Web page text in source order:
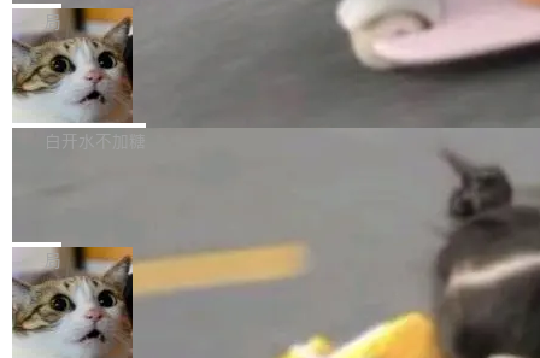
了。 闲置的 cell 会休眠到几乎不占资源。当 cel
l 迁移或唤醒时，新宿主从 S3 恢复 SQLite 数据
库继续执行。存储库是持久化的唯一真相...
例如iQOO Z11i、REDMI Note 17、REDMI No
te 17 Pro、OPPO K15，要么是vivo X300 E这
样的次旗舰。 Galaxy Z Fold8 Ultra / Z Fold8 /
Z Flip8三款折叠屏新机均在7月22日发布，且全
部搭载骁龙8 Elite Gen5 for Galaxy，它们本该
个在 git commit 之间记录每一次编辑操作的版
本控制系统。目前处于 Early Access 阶段。 De
ltaDB 的核心思路直接写在 landing page 最显
眼的位置：「Software is made between com
mits」——软件是在 commit 之间写出来的。git
是把这段空隙补上。 回退到任何一次编辑：Delt
aDB 捕获 commit 之间的每一次操作，...
局
SpaceXAI 单季资本开支达 183 亿美元
根据风险投资人Tomer Tunguz 博客（VC 分
析）披露的最新分析与第二季度业绩报告，Spac
微软同期总资本开支的四成。 与亚马逊、Alpha
bet、微软以及 Meta 等传统科技巨头相比，Spa
ceXAI的资金消耗速度尤为引人瞩目。然而，支
撑庞大支出的资金来源却呈现出截然不同的面
白开水不加糖
一个在终端里运行的编程 agent；Muse Spark
1.2，驱动这个 agent 的新模型。一句话概括：
你可以用 curl -fsSL https://dev.meta.ai/install.
sh | bash 安装一个能在大项目里自动规划、写
局
美团开源 LoHoSearch，用知识图谱校
准 AI 能力认知
机器出题的前提，是让机器拥有全局视野。整个